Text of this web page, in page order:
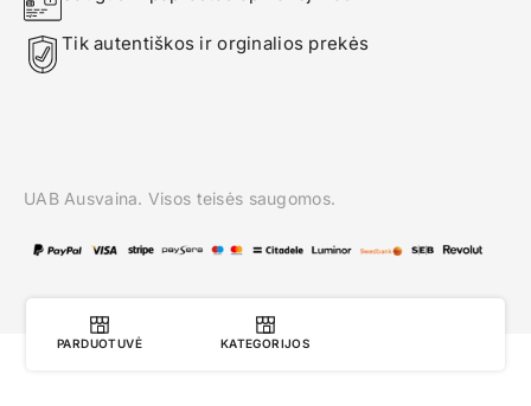
Tik autentiškos ir orginalios prekės
UAB Ausvaina. Visos teisės saugomos.
PARDUOTUVĖ KATEGORIJOS